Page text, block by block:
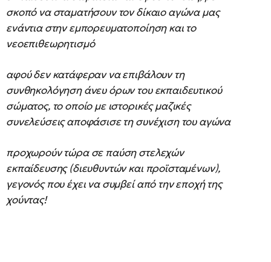
σκοπό να σταματήσουν τον δίκαιο αγώνα μας
ενάντια στην εμπορευματοποίηση και το
νεοεπιθεωρητισμό
αφού δεν κατάφεραν να επιβάλουν τη
συνθηκολόγηση άνευ όρων του εκπαιδευτικού
σώματος, το οποίο με ιστορικές μαζικές
συνελεύσεις αποφάσισε τη συνέχιση του αγώνα
προχωρούν τώρα σε παύση στελεχών
εκπαίδευσης (διευθυντών και προϊσταμένων),
γεγονός που έχει να συμβεί από την εποχή της
χούντας!